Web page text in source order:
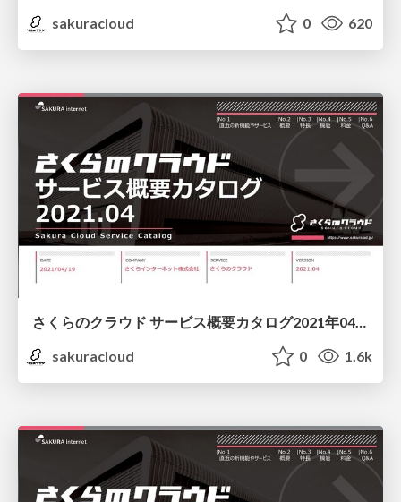
sakuracloud
0 620
さくらのクラウド サービス概要カタログ2021年04月版/sakura-cloud-servicecatalog-202104
sakuracloud
0 1.6k